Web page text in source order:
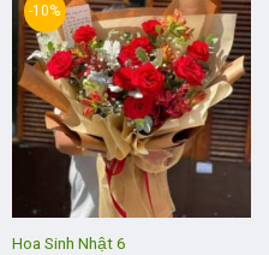
-10%
Hoa Sinh Nhật 6